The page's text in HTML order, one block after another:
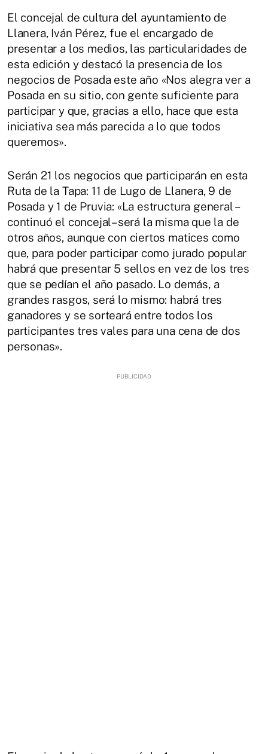
El concejal de cultura del ayuntamiento de
Llanera, Iván Pérez, fue el encargado de
presentar a los medios, las particularidades de
esta edición y destacó la presencia de los
negocios de Posada este año «Nos alegra ver a
Posada en su sitio, con gente suficiente para
participar y que, gracias a ello, hace que esta
iniciativa sea más parecida a lo que todos
queremos».
Serán 21 los negocios que participarán en esta
Ruta de la Tapa: 11 de Lugo de Llanera, 9 de
Posada y 1 de Pruvia: «La estructura general –
continuó el concejal– será la misma que la de
otros años, aunque con ciertos matices como
que, para poder participar como jurado popular
habrá que presentar 5 sellos en vez de los tres
que se pedían el año pasado. Lo demás, a
grandes rasgos, será lo mismo: habrá tres
ganadores y se sorteará entre todos los
participantes tres vales para una cena de dos
personas».